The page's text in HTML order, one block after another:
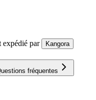
expédié par
Kangora
fréquentes